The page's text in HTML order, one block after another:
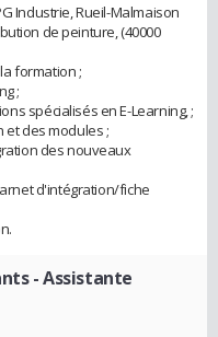
Industrie, Rueil-Malmaison
de peinture, (40000
formation ;
;
spécialisés en E-Learning, ;
des modules ;
des nouveaux
d'intégration/fiche
- Assistante